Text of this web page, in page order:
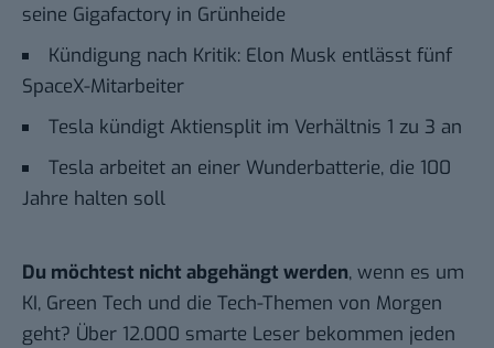
seine Gigafactory in Grünheide
Kündigung nach Kritik: Elon Musk entlässt fünf
SpaceX-Mitarbeiter
Tesla kündigt Aktiensplit im Verhältnis 1 zu 3 an
Tesla arbeitet an einer Wunderbatterie, die 100
Jahre halten soll
Du möchtest nicht abgehängt werden, wenn es um
KI, Green Tech und die Tech-Themen von Morgen
geht? Über 12.000 smarte Leser bekommen jeden